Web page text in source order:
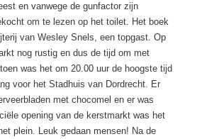
en vanwege de gunfactor zijn
om te lezen op het toilet. Het boek
van Wesley Snels, een topgast. Op
nog rustig en dus de tijd om met
was het om20.00 uur de hoogste tijd
voor het Stadhuis van Dordrecht. Er
met chocomel en er was
opening van de kerstmarkt was het
plein. Leuk gedaan mensen! Na de